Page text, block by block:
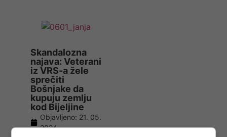
Skandalozna
najava: Veterani
iz VRS-a žele
sprečiti
Bošnjake da
kupuju zemlju
kod Bijeljine
Objavljeno: 21. 05.
2024.